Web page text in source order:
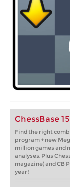
ChessBase
Find the right
program + new
million games and
analyses. Plus
magazine) and CB
year!